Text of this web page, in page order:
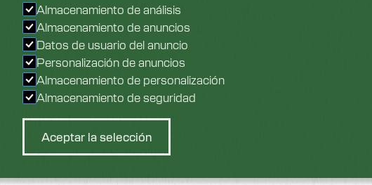
Almacenamiento de análisis
Almacenamiento de anuncios
Datos de usuario del anuncio
Personalización de anuncios
Almacenamiento de personalización
Almacenamiento de seguridad
Aceptar la selección